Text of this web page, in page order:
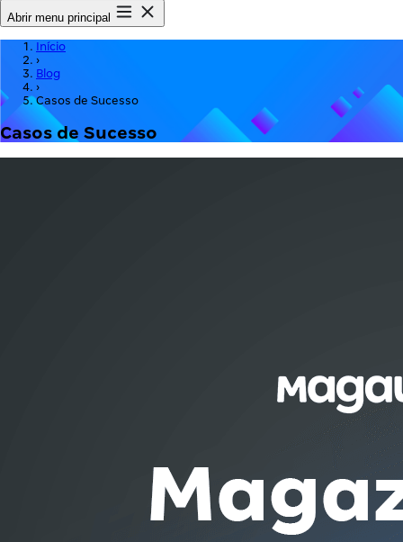
Abrir menu principal
Início
›
Blog
›
Casos de Sucesso
Casos de Sucesso